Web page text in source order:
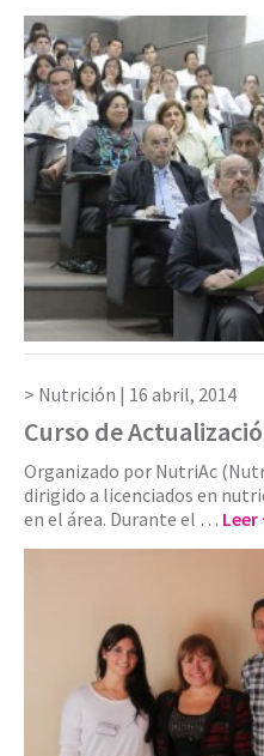
Nutrición | 16 abril, 2014
Curso de
Organizado por NutriAc
dirigido a licenciados en
en el área. Durante el … Leer